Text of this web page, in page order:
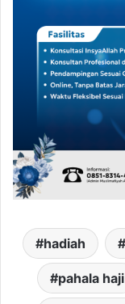
hadiah
pahala haji